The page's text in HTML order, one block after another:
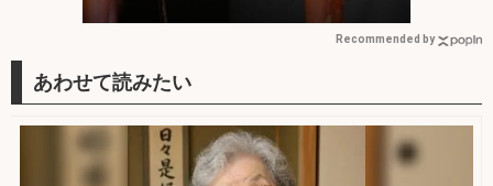
Recommended by